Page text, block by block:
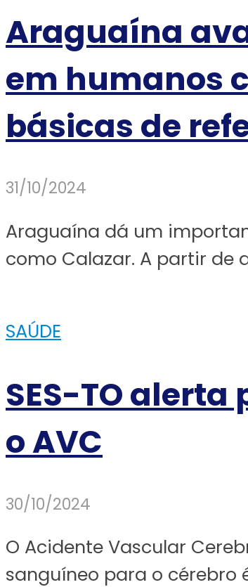
Araguaína
em humanos
básicas de
31/10/2024
Araguaína dá um
como Calazar. A partir de
SAÚDE
SES-TO
o AVC
30/10/2024
O Acidente Vascular
sanguíneo para o cérebro